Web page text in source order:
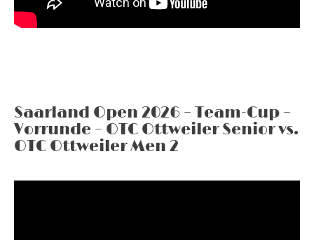
Saarland Open 2026 – Team-Cup –
Vorrunde – OTC Ottweiler Senior vs.
OTC Ottweiler Men 2